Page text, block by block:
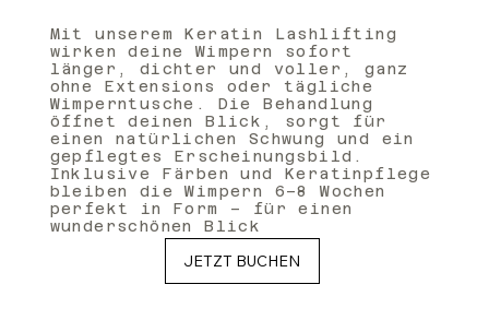
Mit unserem Keratin Lashlifting
wirken deine Wimpern sofort
länger, dichter und voller, ganz
ohne Extensions oder tägliche
Wimperntusche. Die Behandlung
öffnet deinen Blick, sorgt für
einen natürlichen Schwung und ein
gepflegtes Erscheinungsbild.
Inklusive Färben und Keratinpflege
bleiben die Wimpern 6–8 Wochen
perfekt in Form – für einen
wunderschönen Blick
JETZT BUCHEN